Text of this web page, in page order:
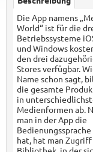
Die App namens
World“ ist für die
Betriebssysteme
und Windows
den drei
Stores verfügbar.
Name schon sagt,
die gesamte
in
Medienformen ab.
man in der App die
hat, hat man